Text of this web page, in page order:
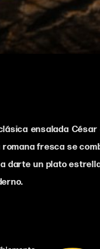
ensalada
fresca se
darte un plato